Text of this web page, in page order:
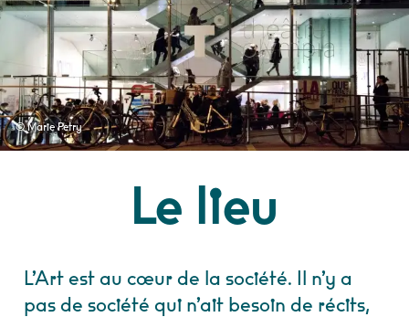
© Marie Petry
Le lieu
L’Art est au cœur de la société. Il n’y a
pas de société qui n’ait besoin de récits,